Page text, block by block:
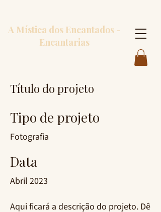
A Mística dos Encantados -
Encantarias
Título do projeto
Tipo de projeto
Fotografia
Data
Abril 2023
Aqui ficará a descrição do projeto. Dê